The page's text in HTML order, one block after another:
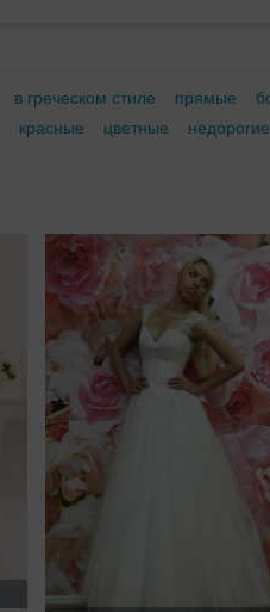
в греческом стиле прямые
красные цветные недорогие